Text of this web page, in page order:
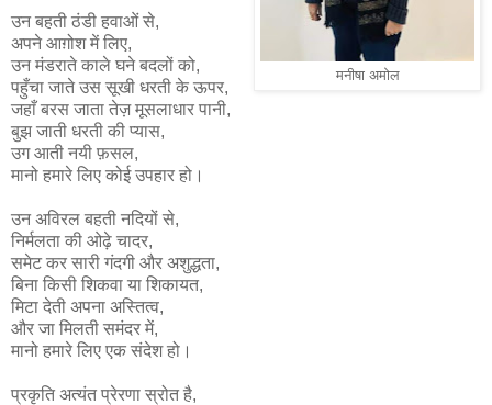
मनीषा अमोल
उन बहती ठंडी हवाओं से,
अपने आग़ोश में लिए,
उन मंडराते काले घने बदलों को,
पहुँचा जाते उस सूखी धरती के ऊपर,
जहाँ बरस जाता तेज़ मूसलाधार पानी,
बुझ जाती धरती की प्यास,
उग आती नयी फ़सल,
मानो हमारे लिए कोई उपहार हो।
उन अविरल बहती नदियों से,
निर्मलता की ओढ़े चादर,
समेट कर सारी गंदगी और अशुद्धता,
बिना किसी शिकवा या शिकायत,
मिटा देती अपना अस्तित्व,
और जा मिलती समंदर में,
मानो हमारे लिए एक संदेश हो।
प्रकृति अत्यंत प्रेरणा स्रोत है,